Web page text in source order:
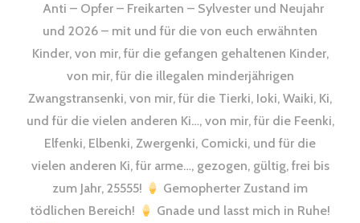
Anti – Opfer – Freikarten – Sylvester und Neujahr
und 2026 – mit und für die von euch erwähnten
Kinder, von mir, für die gefangen gehaltenen Kinder,
von mir, für die illegalen minderjährigen
Zwangstransenki, von mir, für die Tierki, Ioki, Waiki, Ki,
und für die vielen anderen Ki…, von mir, für die Feenki,
Elfenki, Elbenki, Zwergenki, Comicki, und für die
vielen anderen Ki, für arme…, gezogen, gültig, frei bis
zum Jahr, 25555!
Gemopherter Zustand im
tödlichen Bereich!
Gnade und lasst mich in Ruhe!